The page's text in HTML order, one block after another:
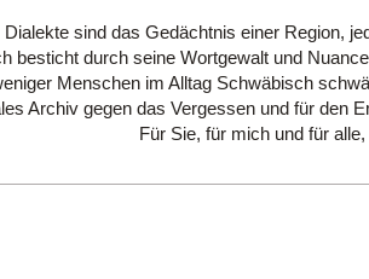
Dialekte sind das Gedächtnis einer Region,
besticht durch seine Wortgewalt und
Menschen im Alltag Schwäbisch
Archiv gegen das Vergessen und für den
Für Sie, für mich und für